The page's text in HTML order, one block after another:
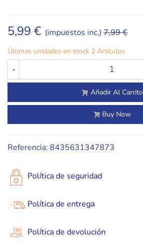
5,99 € (impuestos inc.) 7,99 €
Últimas unidades en stock 2 Artículos
-
Añadir Al Carrito
Buy Now
Referencia: 8435631347873
Política de seguridad
Política de entrega
Política de devolución